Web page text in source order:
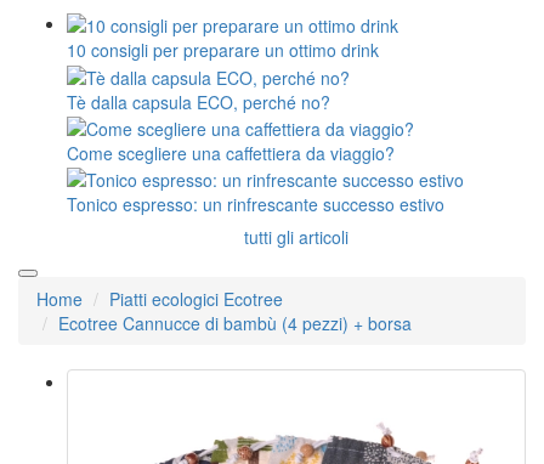
10 consigli per preparare un ottimo drink
Tè dalla capsula ECO, perché no?
Come scegliere una caffettiera da viaggio?
Tonico espresso: un rinfrescante successo estivo
tutti gli articoli
Home
Piatti ecologici Ecotree
Ecotree Cannucce di bambù (4 pezzi) + borsa